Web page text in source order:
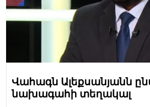
Վահագն Ալեքսանյանն
նախագահի տեղակալ